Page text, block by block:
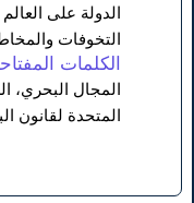
الدولة على
التخوفات
الكلمات
المجال البحري،
المتحدة لقانون البحار لعام